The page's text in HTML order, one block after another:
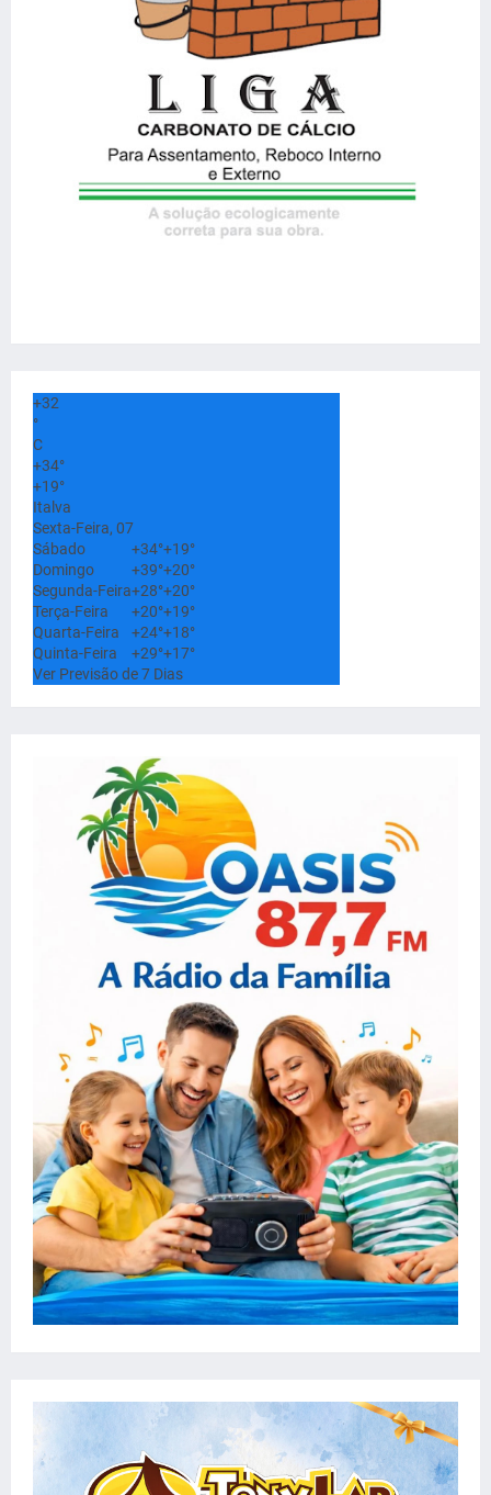
+32
°
C
+34°
+19°
Italva
Sexta-Feira, 07
Sábado
+34°+19°
Domingo
+39°+20°
Segunda-Feira+28°+20°
Terça-Feira
+20°+19°
Quarta-Feira
+24°+18°
Quinta-Feira
+29°+17°
Ver Previsão de 7 Dias